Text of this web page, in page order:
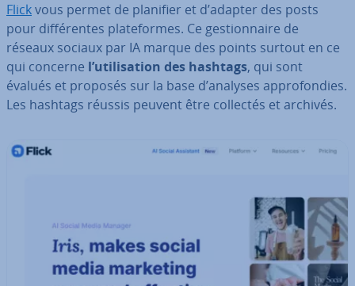
Flickvous permet de planifier et d’adapter des posts
pour dif­fé­rentes pla­te­formes. Ce ges­tion­naire de
réseaux sociaux par IA marque des points surtout en ce
qui concerne l’uti­li­sa­tion des hashtags, qui sont
évalués et proposés sur la base d’analyses ap­pro­fon­dies.
Les hashtags réussis peuvent être collectés et archivés.